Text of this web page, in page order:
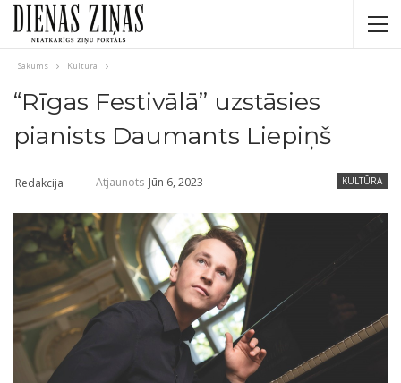
Sākums Kultūra
“Rīgas Festivālā” uzstāsies
pianists Daumants Liepiņš
KULTŪRA
Redakcija Atjaunots Jūn 6, 2023